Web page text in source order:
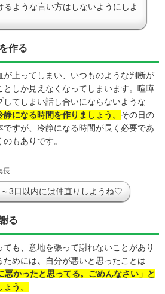
るような言い方はしないようにしよ
作る
上ってしまい、いつものような判断が
としか見えなくなってしまいます。喧嘩
してしまい話し合いにならないような
になる時間を作りましょう。 その日の
ですが、冷静になる時間が長く必要であ
もありです。
長
3日以内には仲直りしようね♡
る
も、意地を張って謝れないことがあり
ためには、
自分が悪いと思ったことは
悪かったと思ってる。ごめんなさい」と
う。